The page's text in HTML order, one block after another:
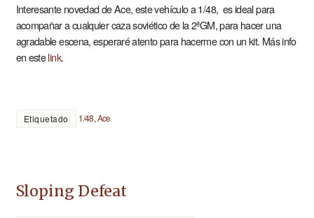
Interesante novedad de Ace, este vehículo a 1/48, es ideal para
acompañar a cualquier caza soviético de la 2ªGM, para hacer una
agradable escena, esperaré atento para hacerme con un kit. Más info
en estelink.
Etiquetado 1/48,Ace
Sloping Defeat